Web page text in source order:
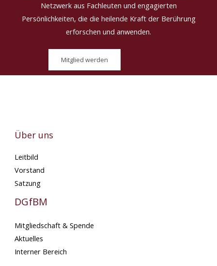
Netzwerk aus Fachleuten und engagierten
Persönlichkeiten, die die heilende Kraft der Berührung
erforschen und anwenden.
Mitglied werden
Über uns
Leitbild
Vorstand
Satzung
DGfBM
Mitgliedschaft & Spende
Aktuelles
Interner Bereich